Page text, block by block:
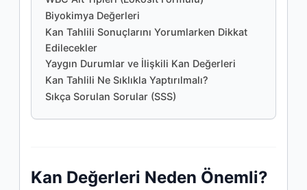
Biyokimya Değerleri
Kan Tahlili Sonuçlarını Yorumlarken Dikkat
Edilecekler
Yaygın Durumlar ve İlişkili Kan Değerleri
Kan Tahlili Ne Sıklıkla Yaptırılmalı?
Sıkça Sorulan Sorular (SSS)
Kan Değerleri Neden Önemli?